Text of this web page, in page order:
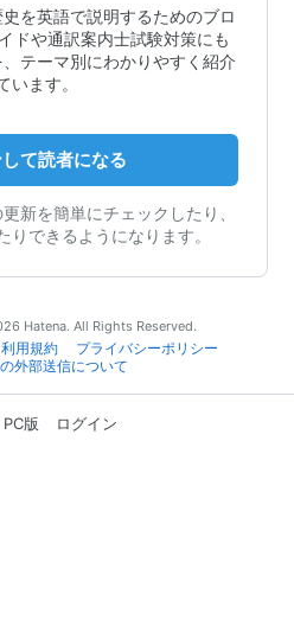
を英語で説明するためのブロ
ドや通訳案内士試験対策にも
テーマ別にわかりやすく紹介
います。
て読者になる
新を簡単にチェックしたり、
りできるようになります。
Hatena. All Rights Reserved.
利用規約
プライバシーポリシー
外部送信について
PC版 ログイン